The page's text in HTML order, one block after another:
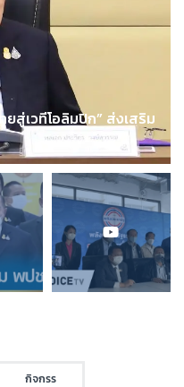
สู่เวทีโอลิมปิก” ส่งเสริม
กิจกรร